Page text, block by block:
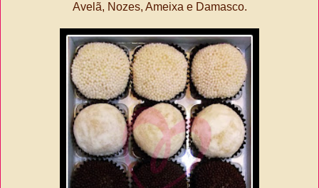
Avelã, Nozes, Ameixa e Damasco.